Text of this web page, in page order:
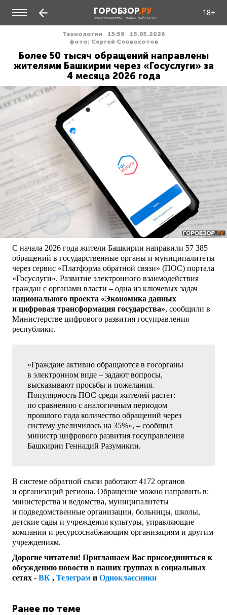
ГОРОБЗОР.РУ
ИНФОРМАЦИОННО - НОВОСТНОЙ ПОРТАЛ
18+
Технологии 15:58
15.05.2026
фото: Сергей Словохотов
Более 50 тысяч обращений направлены
жителями Башкирии через «Госуслуги» за
4 месяца 2026 года
С начала 2026 года жители Башкирии направили 57 385
обращений в государственные органы и муниципалитеты
через сервис «Платформа обратной связи» (ПОС) портала
«Госуслуги». Развитие электронного взаимодействия
граждан с органами власти – одна из ключевых задач
национального проекта «Экономика данных
и цифровая трансформация государства», сообщили в
Министерстве цифрового развития госуправления
республики.
«Граждане активно обращаются в госорганы
в электронном виде – задают вопросы,
высказывают просьбы и пожелания.
Популярность ПОС среди жителей растет:
по сравнению с аналогичным периодом
прошлого года количество обращений через
систему увеличилось на 35%», – сообщил
министр цифрового развития госуправления
Башкирии Геннадий Разумикин.
В системе обратной связи работают 4172 органов
и организаций региона. Обращение можно направить в:
министерства и ведомства, муниципалитеты
и подведомственные организации, больницы, школы,
детские сады и учреждения культуры, управляющие
компании и ресурсоснабжающим организациям и другим
учреждениям.
Дорогие читатели! Приглашаем Вас присоединиться к
обсуждению новости в наших группах в социальных
сетях - ВК , Телеграм и Одноклассники
Ранее по теме